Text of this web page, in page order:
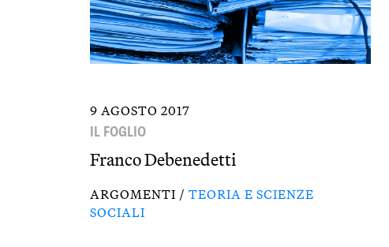
9 AGOSTO 2017
IL FOGLIO
Franco Debenedetti
ARGOMENTI / TEORIA E SCIENZE
SOCIALI